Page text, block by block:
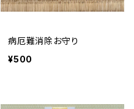
病厄難消除お守り
¥500